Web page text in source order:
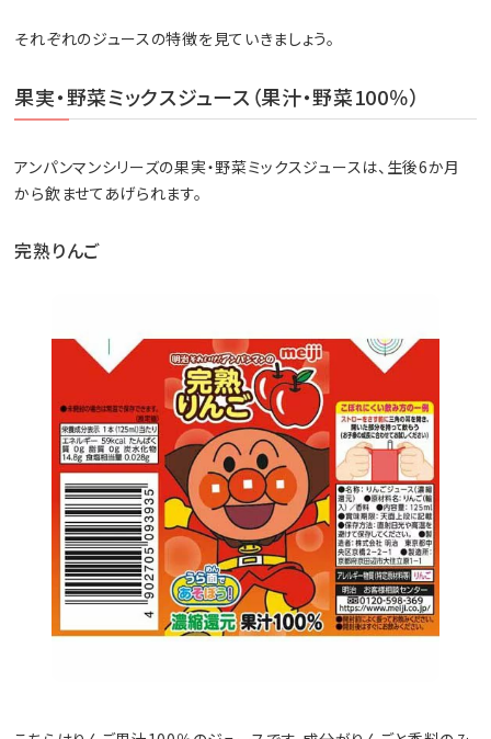
それぞれのジュースの特徴を見ていきましょう。
果実・野菜ミックスジュース（果汁・野菜100％）
アンパンマンシリーズの果実・野菜ミックスジュースは、生後6か月
から飲ませてあげられます。
完熟りんご